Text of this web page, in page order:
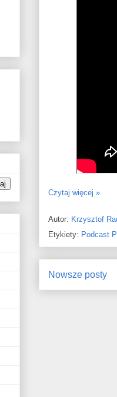
Czytaj więcej »
Autor: Krzysztof
Etykiety: Podcast
Nowsze posty